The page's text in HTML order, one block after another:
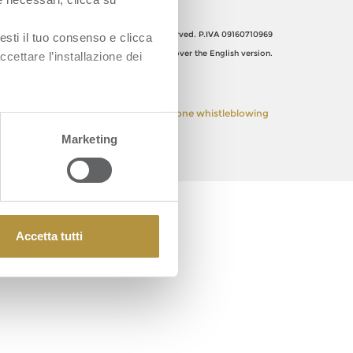
il tuo consenso e clicca
l’installazione dei
Marketing
Accetta tutti
Orsero SpA, Italy. All Rights reserved. P.IVA 09160710969
The Italian text shall prevail over the English version.
Policy Privacy Policy Segnalazione whistleblowing